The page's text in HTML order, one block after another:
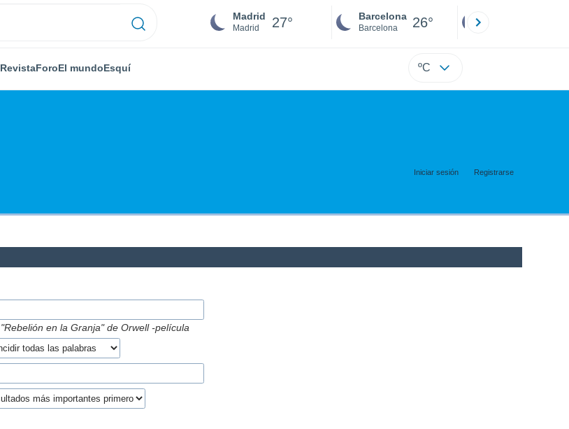
Madrid
Madrid 27° Barcelona
Barcelona 26°
RevistaForoEl mundoEsquí ºC
Iniciar sesión Registrarse
"Rebelión en la Granja" de Orwell -película